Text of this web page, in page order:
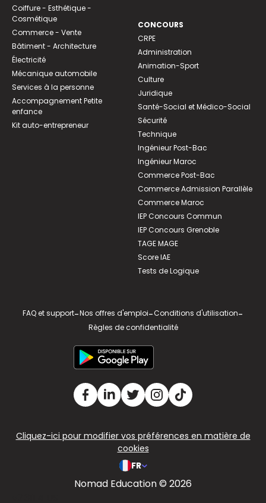
Coiffure - Esthétique -
Cosmétique
Commerce - Vente
Bâtiment - Architecture
Électricité
Mécanique automobile
Services à la personne
Accompagnement Petite
enfance
Kit auto-entrepreneur
CONCOURS
CRPE
Administration
Animation-Sport
Culture
Juridique
Santé-Social et Médico-Social
Sécurité
Technique
Ingénieur Post-Bac
Ingénieur Maroc
Commerce Post-Bac
Commerce Admission Parallèle
Commerce Maroc
IEP Concours Commun
IEP Concours Grenoble
TAGE MAGE
Score IAE
Tests de Logique
FAQ et support-Nos offres d'emploi-Conditions d'utilisation-
Règles de confidentialité
Cliquez-ici pour modifier vos préférences en matière de
cookies
FR
Nomad Education © 2026